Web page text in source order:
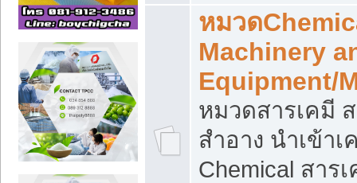
หมวด
Machinery
Equipment/
หมวดสารเคมี
สำอาง นำเข้
Chemical สาร